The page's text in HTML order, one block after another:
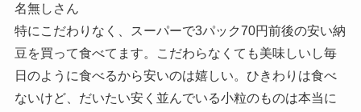
名無しさん
特にこだわりなく、スーパーで3パック70円前後の安い納
豆を買って食べてます。こだわらなくても美味しいし毎
日のように食べるから安いのは嬉しい。ひきわりは食べ
ないけど、だいたい安く並んでいる小粒のものは本当に